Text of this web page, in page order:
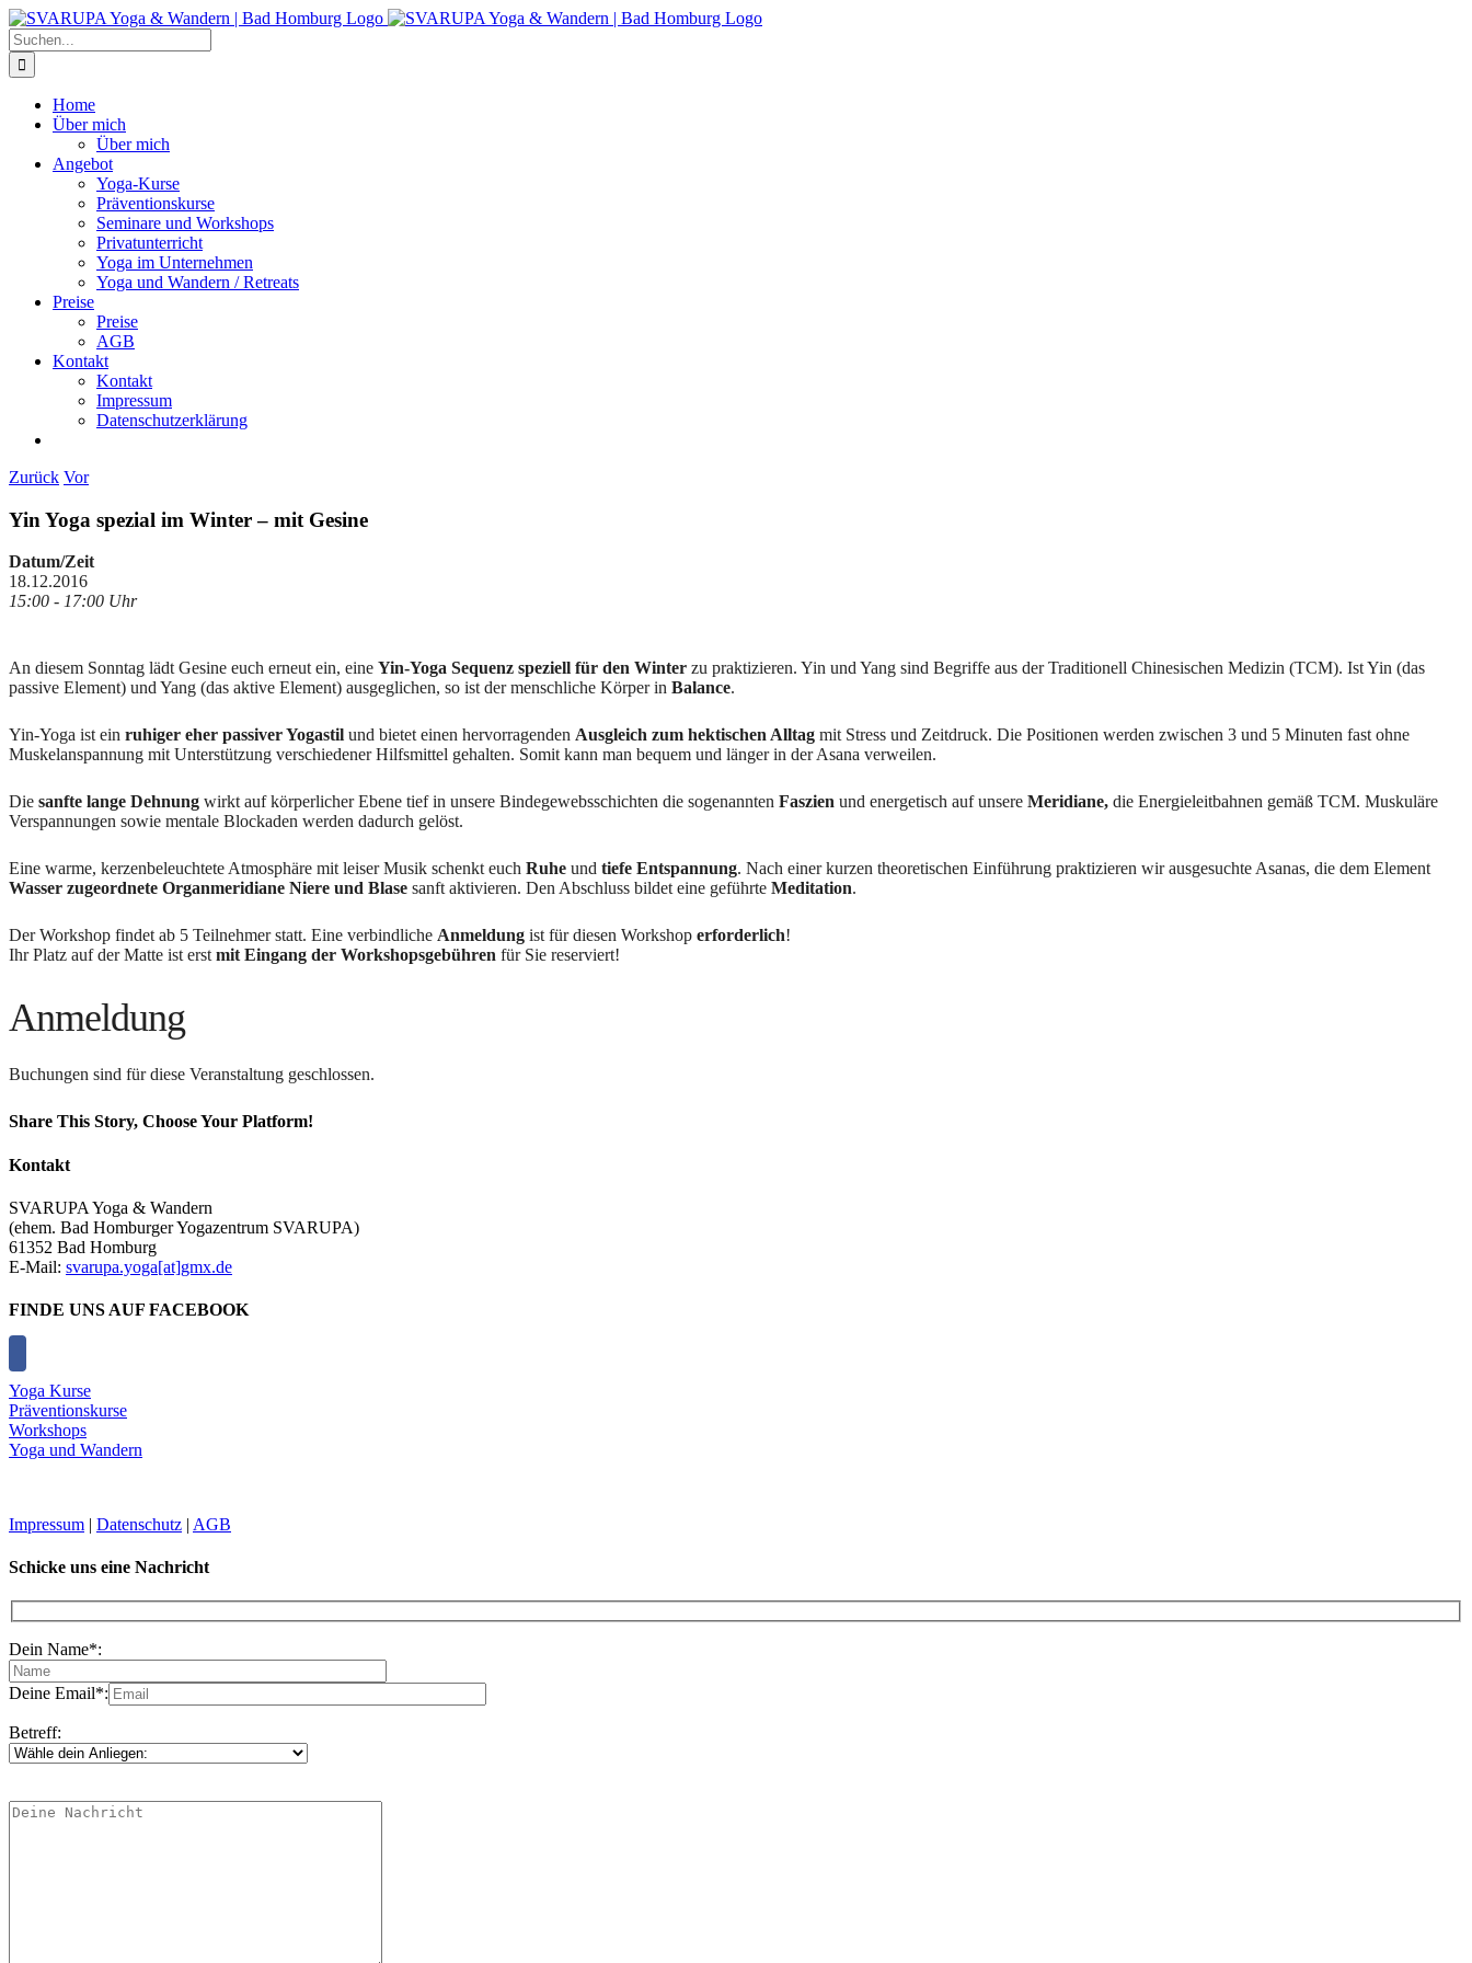
Zum
Inhalt
springen
Suche
nach:
Home
Über mich
Über mich
Angebot
Yoga-Kurse
Präventionskurse
Seminare und Workshops
Privatunterricht
Yoga im Unternehmen
Yoga und Wandern / Retreats
Preise
Preise
AGB
Kontakt
Kontakt
Impressum
Datenschutzerklärung
Zurück Vor
Yin Yoga spezial im Winter – mit Gesine
Datum/Zeit
18.12.2016
15:00 - 17:00 Uhr
An diesem Sonntag lädt Gesine euch erneut ein, eine Yin-Yoga Sequenz speziell für den Winter zu praktizieren. Yin und Yang sind Begriffe aus der Traditionell Chinesischen Medizin (TCM). Ist Yin (das
passive Element) und Yang (das aktive Element) ausgeglichen, so ist der menschliche Körper in Balance.
Yin-Yoga ist ein ruhiger eher passiver Yogastil und bietet einen hervorragenden Ausgleich zum hektischen Alltag mit Stress und Zeitdruck. Die Positionen werden zwischen 3 und 5 Minuten fast ohne
Muskelanspannung mit Unterstützung verschiedener Hilfsmittel gehalten. Somit kann man bequem und länger in der Asana verweilen.
Die sanfte lange Dehnung wirkt auf körperlicher Ebene tief in unsere Bindegewebsschichten die sogenannten Faszien und energetisch auf unsere Meridiane, die Energieleitbahnen gemäß TCM. Muskuläre
Verspannungen sowie mentale Blockaden werden dadurch gelöst.
Eine warme, kerzenbeleuchtete Atmosphäre mit leiser Musik schenkt euch Ruhe und tiefe Entspannung. Nach einer kurzen theoretischen Einführung praktizieren wir ausgesuchte Asanas, die dem Element
Wasser zugeordnete Organmeridiane Niere und Blase sanft aktivieren. Den Abschluss bildet eine geführte Meditation.
Der Workshop findet ab 5 Teilnehmer statt. Eine verbindliche Anmeldung ist für diesen Workshop erforderlich!
Ihr Platz auf der Matte ist erstmit Eingang der Workshopsgebühren für Sie reserviert!
Anmeldung
Buchungen sind für diese Veranstaltung geschlossen.
Share This Story, Choose Your Platform!
Facebook
X
Reddit
LinkedIn
Tumblr
Pinterest
Vk
E-
Kontakt
SVARUPA Yoga & Wandern
(ehem. Bad Homburger Yogazentrum SVARUPA)
61352 Bad Homburg
E-Mail: svarupa.yoga[at]gmx.de
FINDE UNS AUF FACEBOOK
Yoga Kurse
Präventionskurse
Workshops
Yoga und Wandern
Impressum | Datenschutz | AGB
Schicke uns eine Nachricht
Dein Name*:
Deine Email*:
Betreff: